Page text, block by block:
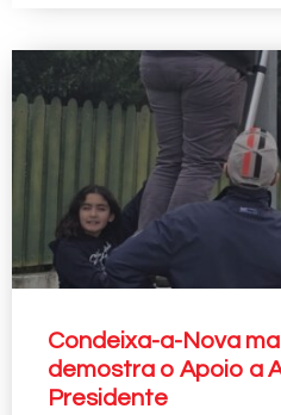
Condeixa-a-Nova
demostra o Apoio a
Presidente